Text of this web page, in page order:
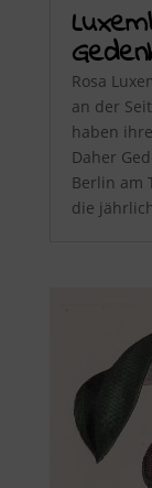
Rosa
an der
haben
Daher
Berlin am
die